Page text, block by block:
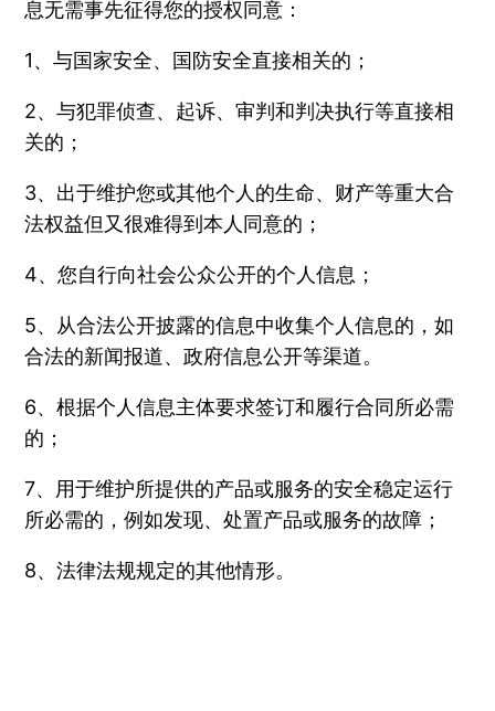
息无需事先征得您的授权同意：
1、与国家安全、国防安全直接相关的；
2、与犯罪侦查、起诉、审判和判决执行等直接相
关的；
3、出于维护您或其他个人的生命、财产等重大合
法权益但又很难得到本人同意的；
4、您自行向社会公众公开的个人信息；
5、从合法公开披露的信息中收集个人信息的，如
合法的新闻报道、政府信息公开等渠道。
6、根据个人信息主体要求签订和履行合同所必需
的；
7、用于维护所提供的产品或服务的安全稳定运行
所必需的，例如发现、处置产品或服务的故障；
8、法律法规规定的其他情形。